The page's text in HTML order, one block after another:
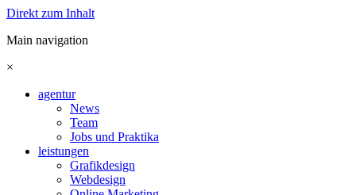
Direkt zum Inhalt
Main navigation
×
agentur
News
Team
Jobs und Praktika
leistungen
Grafikdesign
Webdesign